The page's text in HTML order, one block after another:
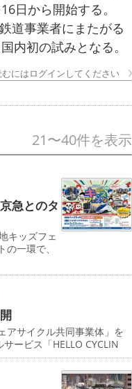
日から開始する。
道事業者にまたがる
内初の試みとなる。
にはログインしてください
21〜40件を表示
急とのタ
キッズフェ
一環で、
アサイクル共同事業体」を
ービス「HELLO CYCLIN